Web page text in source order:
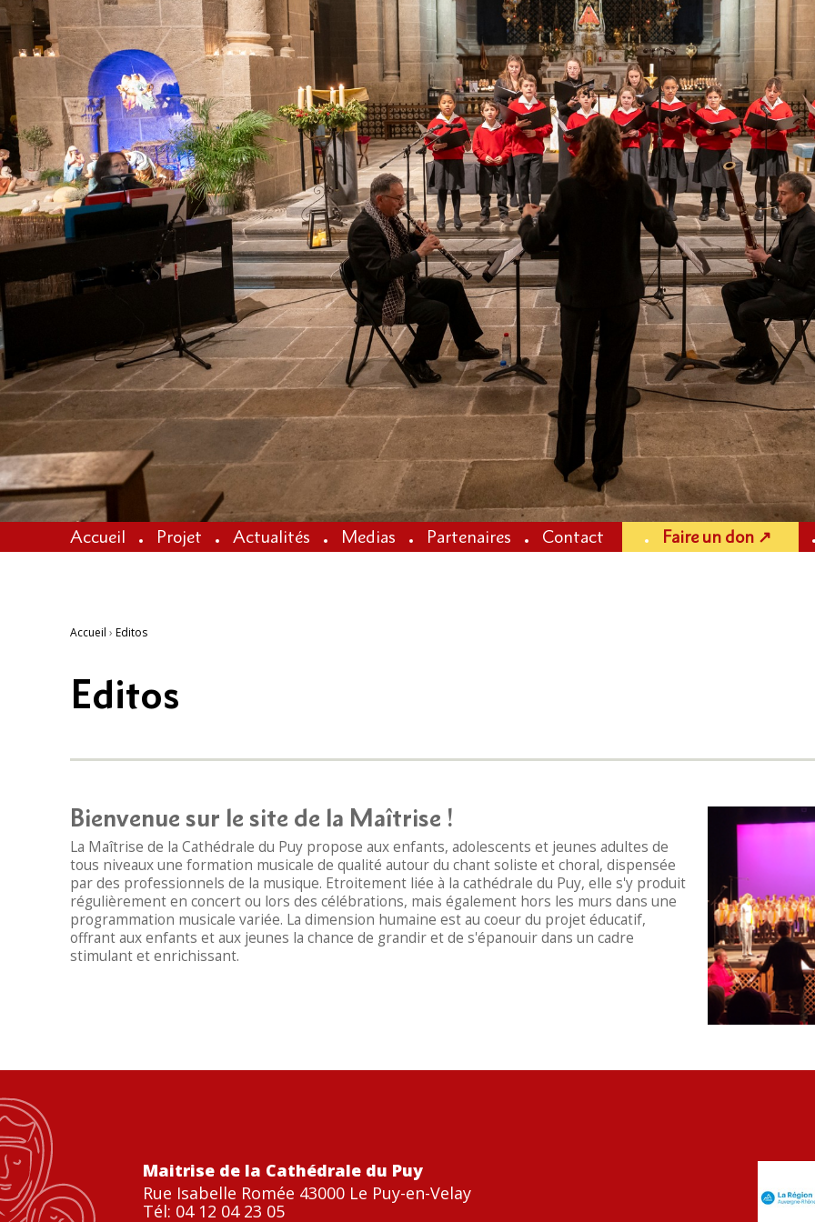
Accueil Projet Actualités Medias Partenaires Contact Faire un don ↗
Accueil › Editos
Editos
Bienvenue sur le site de la Maîtrise !
La Maîtrise de la Cathédrale du Puy propose aux enfants, adolescents et jeunes adultes de
tous niveaux une formation musicale de qualité autour du chant soliste et choral, dispensée
par des professionnels de la musique. Etroitement liée à la cathédrale du Puy, elle s'y produit
régulièrement en concert ou lors des célébrations, mais également hors les murs dans une
programmation musicale variée. La dimension humaine est au coeur du projet éducatif,
offrant aux enfants et aux jeunes la chance de grandir et de s'épanouir dans un cadre
stimulant et enrichissant.
Maitrise de la Cathédrale du Puy
Rue Isabelle Romée 43000 Le Puy-en-Velay
Tél: 04 12 04 23 05